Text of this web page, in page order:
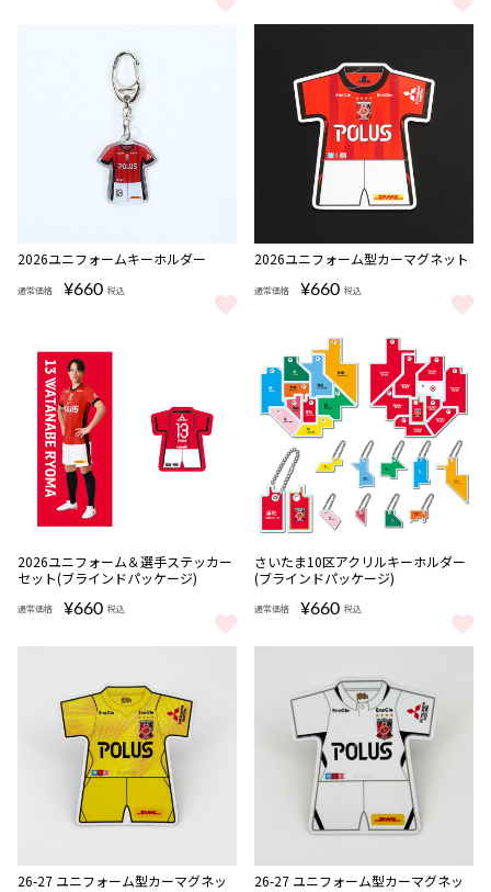
ネオンデザインマグネット（ブラインド） をもっと見る
2026ユニフォームキーホルダー
通常価格 ¥660 税込
2026ユニフォームキーホルダー をもっと見る
2026ユニフォーム型カーマグネット
通常価格 ¥660 税込
2026ユニフォーム型カーマグネ
2026ユニフォーム＆選手ステッカー
セット(ブラインドパッケージ)
通常価格 ¥660 税込
2026ユニフォーム＆選手ステッカーセット(ブラインドパッケージ)
さいたま10区アクリルキーホルダー
(ブラインドパッケージ)
通常価格 ¥660 税込
さいたま10区アクリルキーホル
26-27 ユニフォーム型カーマグネッ
26-27 ユニフォーム型カーマグネッ